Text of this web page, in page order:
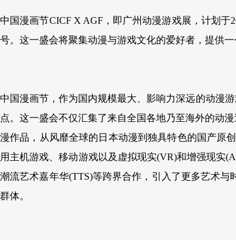
中国漫画节CICF X AGF，即广州动漫游戏展，计划
号。这一盛会将聚集动漫与游戏文化的爱好者，提供一
中国漫画节，作为国内规模最大、影响力深远的动漫
点。这一盛会不仅汇集了来自全国各地乃至海外的动
漫作品，从风靡全球的日本动漫到独具特色的国产原
用主机游戏、移动游戏以及虚拟现实(VR)和增强现实
潮流艺术嘉年华(TTS)等跨界合作，引入了更多艺术
群体。